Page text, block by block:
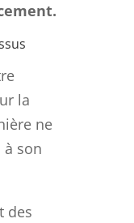
la
ne
son
des